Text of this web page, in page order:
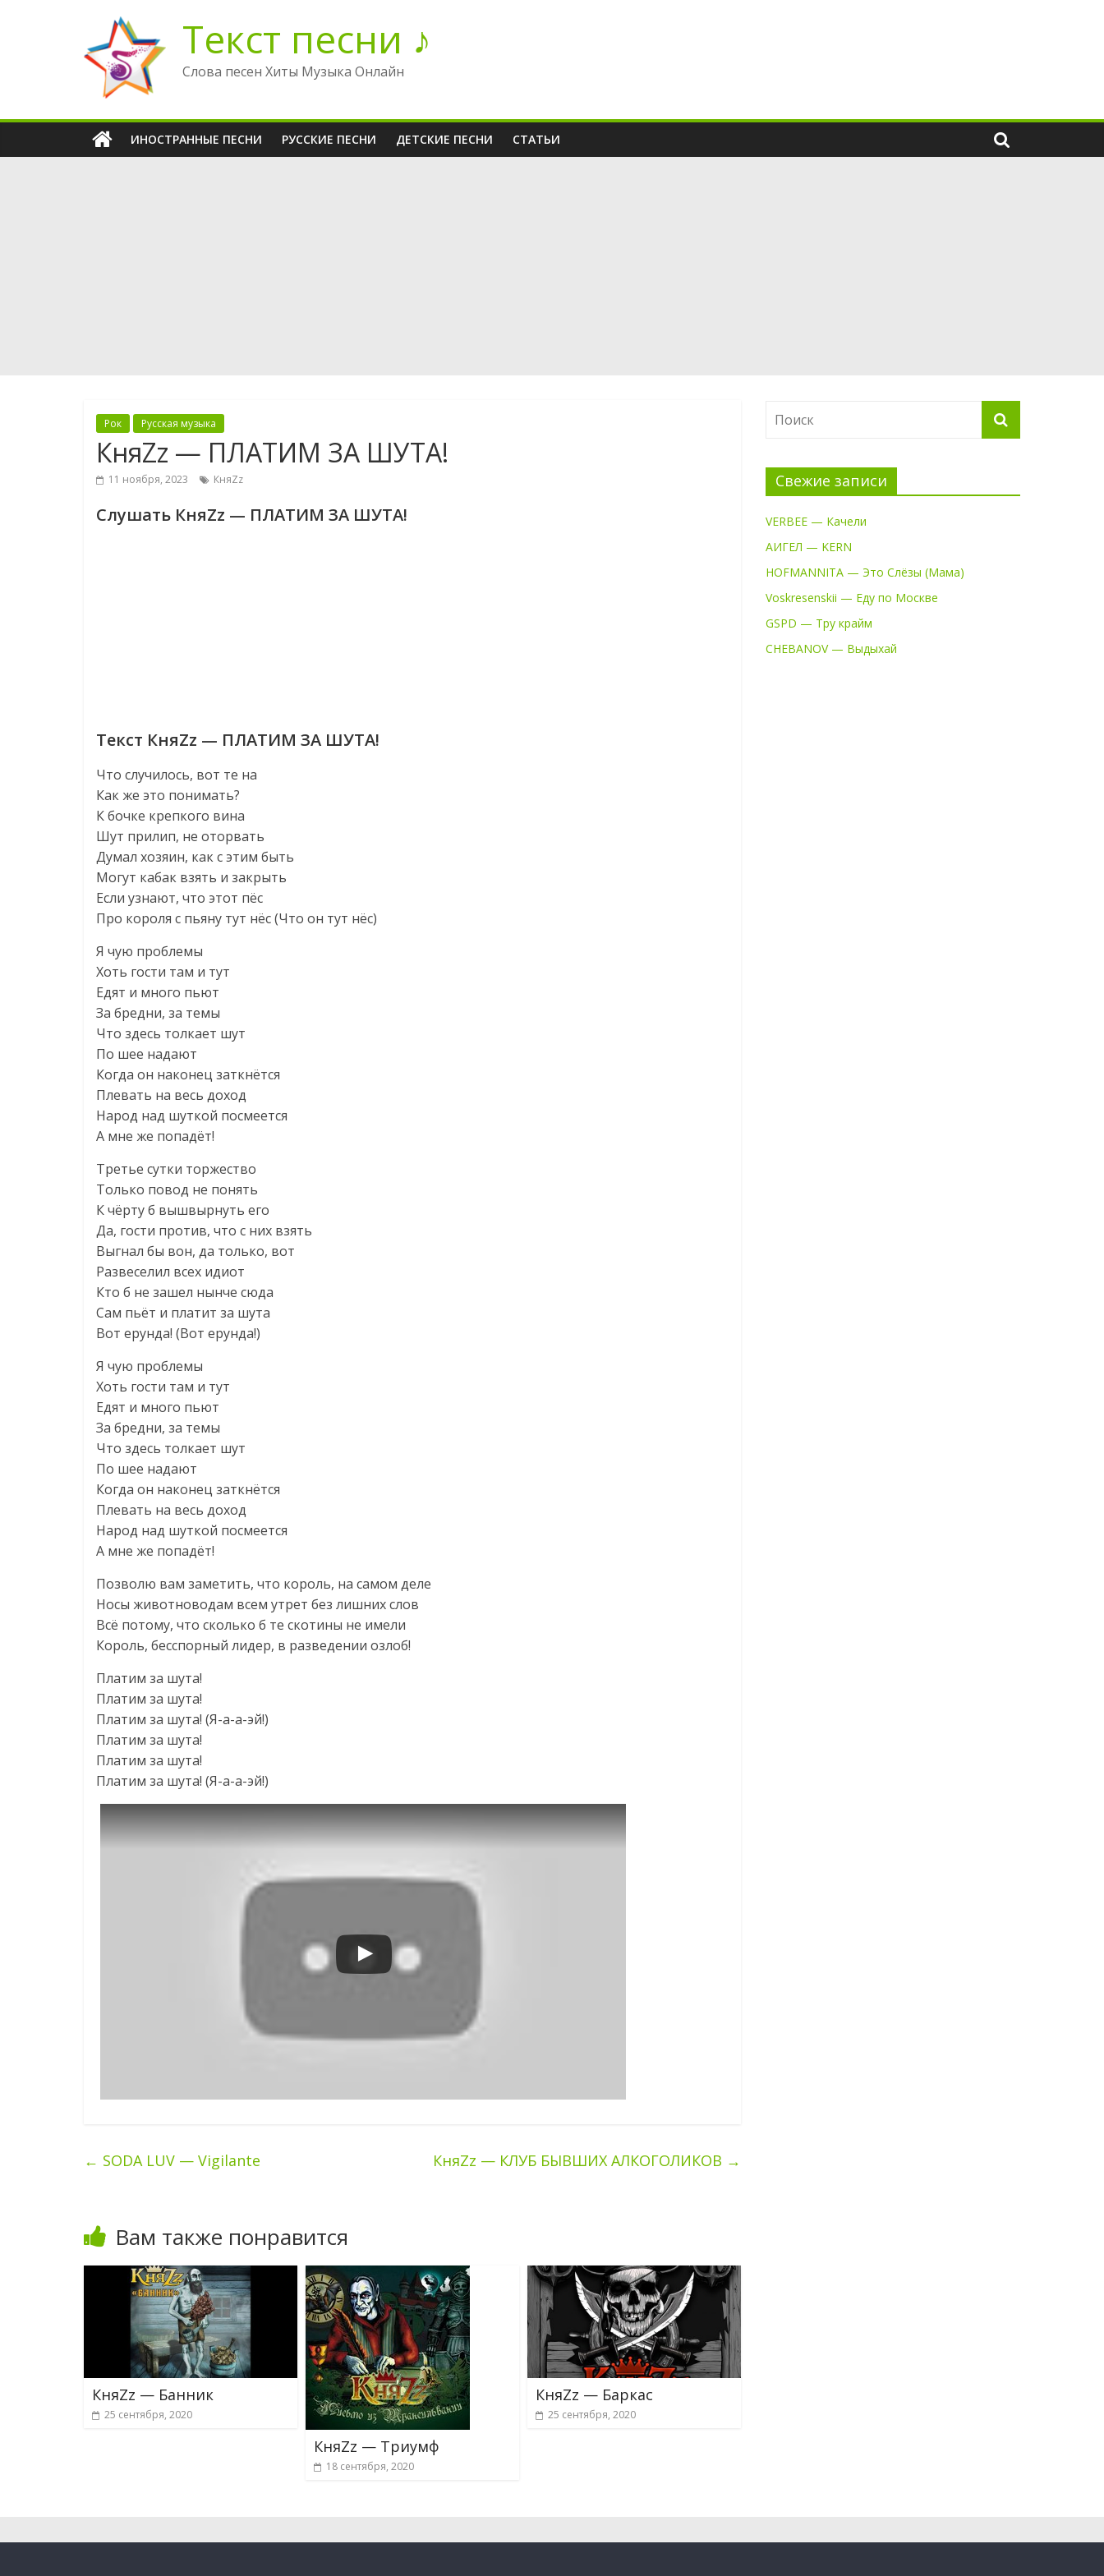
содержимому
Текст песни ♪
Слова песен Хиты Музыка Онлайн
ИНОСТРАННЫЕ ПЕСНИ РУССКИЕ ПЕСНИ ДЕТСКИЕ ПЕСНИ СТАТЬИ
Рок Русская музыка
КняZz — ПЛАТИМ ЗА ШУТА!
11 ноября, 2023 КняZz
Слушать КняZz — ПЛАТИМ ЗА ШУТА!
Текст КняZz — ПЛАТИМ ЗА ШУТА!
Что случилось, вот те на
Как же это понимать?
К бочке крепкого вина
Шут прилип, не оторвать
Думал хозяин, как с этим быть
Могут кабак взять и закрыть
Если узнают, что этот пёс
Про короля с пьяну тут нёс (Что он тут нёс)
Я чую проблемы
Хоть гости там и тут
Едят и много пьют
За бредни, за темы
Что здесь толкает шут
По шее надают
Когда он наконец заткнётся
Плевать на весь доход
Народ над шуткой посмеется
А мне же попадёт!
Третье сутки торжество
Только повод не понять
К чёрту б вышвырнуть его
Да, гости против, что с них взять
Выгнал бы вон, да только, вот
Развеселил всех идиот
Кто б не зашел нынче сюда
Сам пьёт и платит за шута
Вот ерунда! (Вот ерунда!)
Я чую проблемы
Хоть гости там и тут
Едят и много пьют
За бредни, за темы
Что здесь толкает шут
По шее надают
Когда он наконец заткнётся
Плевать на весь доход
Народ над шуткой посмеется
А мне же попадёт!
Позволю вам заметить, что король, на самом деле
Носы животноводам всем утрет без лишних слов
Всё потому, что сколько б те скотины не имели
Король, бесспорный лидер, в разведении озлоб!
Платим за шута!
Платим за шута!
Платим за шута! (Я-а-а-эй!)
Платим за шута!
Платим за шута!
Платим за шута! (Я-а-а-эй!)
← SODA LUV — Vigilante КняZz — КЛУБ БЫВШИХ АЛКОГОЛИКОВ →
Вам также понравится
КняZz — Банник
25 сентября, 2020
КняZz — Триумф
18 сентября, 2020
КняZz — Баркас
25 сентября, 2020
Свежие записи
VERBEE — Качели
АИГЕЛ — KERN
HOFMANNITA — Это Слёзы (Мама)
Voskresenskii — Еду по Москве
GSPD — Тру крайм
CHEBANOV — Выдыхай